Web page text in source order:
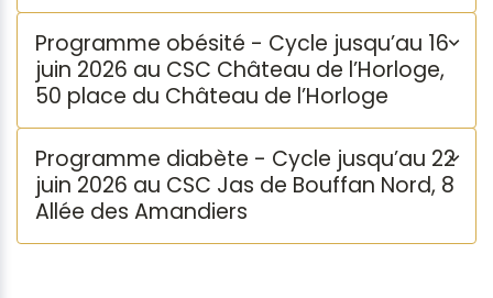
Programme obésité - Cycle jusqu’au 16
juin 2026 au CSC Château de l’Horloge,
50 place du Château de l’Horloge
Programme diabète - Cycle jusqu’au 22
juin 2026 au CSC Jas de Bouffan Nord, 8
Allée des Amandiers